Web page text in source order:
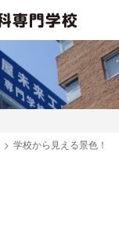
学校から見える景色！